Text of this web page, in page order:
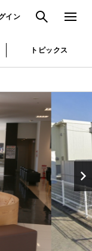
イン 検索 メニュ
トピックス